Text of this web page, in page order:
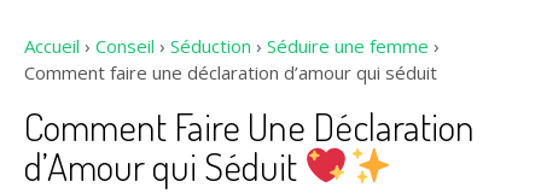
Accueil › Conseil › Séduction › Séduire une femme ›
Comment faire une déclaration d’amour qui séduit
Comment Faire Une Déclaration
d’Amour qui Séduit